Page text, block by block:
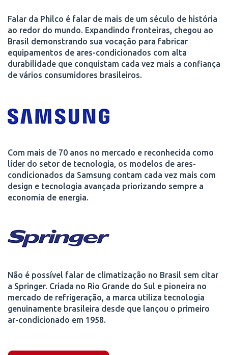
Falar da Philco é falar de mais de um século de história
ao redor do mundo. Expandindo fronteiras, chegou ao
Brasil demonstrando sua vocação para fabricar
equipamentos de ares-condicionados com alta
durabilidade que conquistam cada vez mais a confiança
de vários consumidores brasileiros.
Com mais de 70 anos no mercado e reconhecida como
líder do setor de tecnologia, os modelos de ares-
condicionados da Samsung contam cada vez mais com
design e tecnologia avançada priorizando sempre a
economia de energia.
Não é possível falar de climatização no Brasil sem citar
a Springer. Criada no Rio Grande do Sul e pioneira no
mercado de refrigeração, a marca utiliza tecnologia
genuinamente brasileira desde que lançou o primeiro
ar-condicionado em 1958.